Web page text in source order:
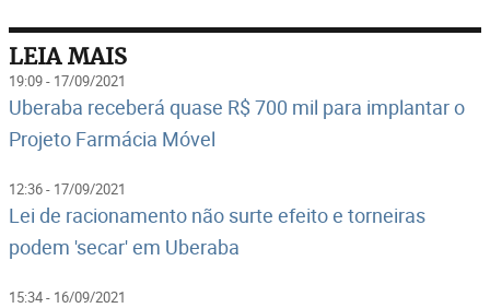
LEIA MAIS
19:09 - 17/09/2021
Uberaba receberá quase R$ 700 mil para implantar o
Projeto Farmácia Móvel
12:36 - 17/09/2021
Lei de racionamento não surte efeito e torneiras
podem 'secar' em Uberaba
15:34 - 16/09/2021